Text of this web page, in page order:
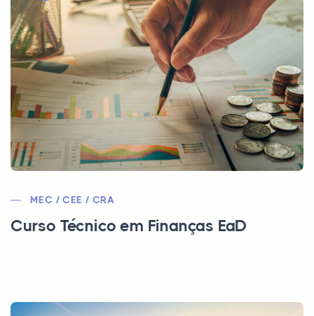
MEC / CEE / CRA
Curso Técnico em Finanças EaD